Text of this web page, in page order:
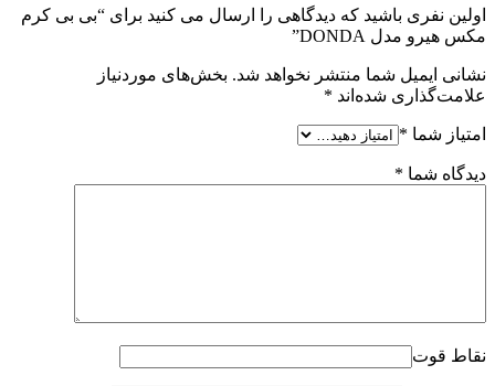
اولین نفری باشید که دیدگاهی را ارسال می کنید برای “بی بی کرم
مکس هیرو مدل DONDA”
نشانی ایمیل شما منتشر نخواهد شد. بخش‌های موردنیاز
علامت‌گذاری شده‌اند *
امتیاز شما *
دیدگاه شما *
نقاط قوت